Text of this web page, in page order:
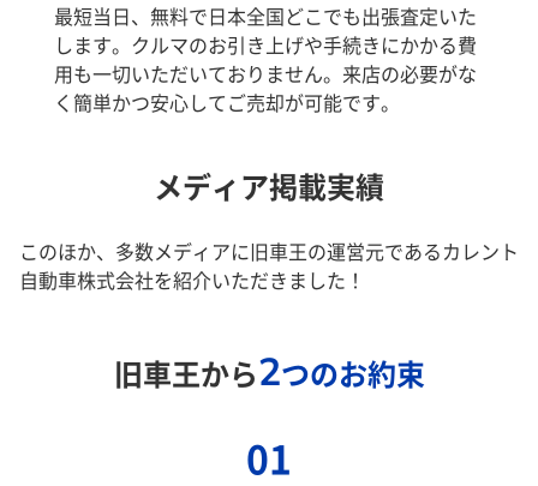
最短当日、無料で日本全国どこでも出張査定いた
します。クルマのお引き上げや手続きにかかる費
用も一切いただいておりません。来店の必要がな
く簡単かつ安心してご売却が可能です。
メディア掲載実績
このほか、多数メディアに旧車王の運営元であるカレント
自動車株式会社を紹介いただきました！
旧車王から2つのお約束
01